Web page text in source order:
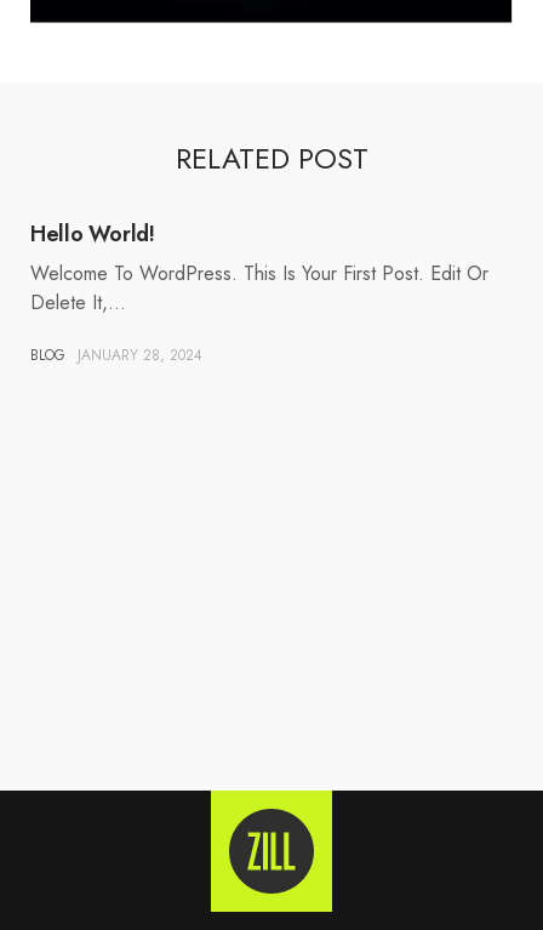
RELATED POST
Hello World!
Welcome To WordPress. This Is Your First Post. Edit Or
Delete It,…
BLOG JANUARY 28, 2024